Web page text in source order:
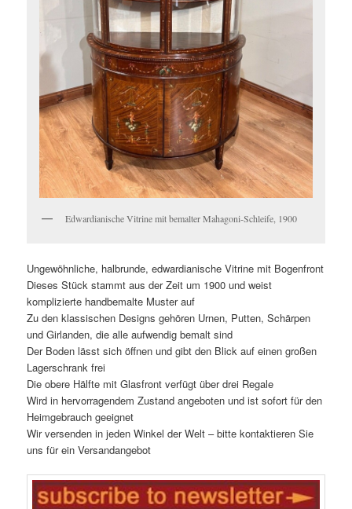
Edwardianische Vitrine mit bemalter Mahagoni-Schleife, 1900
Ungewöhnliche, halbrunde, edwardianische Vitrine mit Bogenfront
Dieses Stück stammt aus der Zeit um 1900 und weist
komplizierte handbemalte Muster auf
Zu den klassischen Designs gehören Urnen, Putten, Schärpen
und Girlanden, die alle aufwendig bemalt sind
Der Boden lässt sich öffnen und gibt den Blick auf einen großen
Lagerschrank frei
Die obere Hälfte mit Glasfront verfügt über drei Regale
Wird in hervorragendem Zustand angeboten und ist sofort für den
Heimgebrauch geeignet
Wir versenden in jeden Winkel der Welt – bitte kontaktieren Sie
uns für ein Versandangebot